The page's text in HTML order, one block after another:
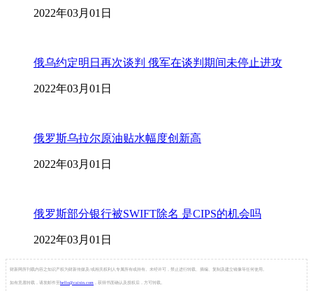
2022年03月01日
俄乌约定明日再次谈判 俄军在谈判期间未停止进攻
2022年03月01日
俄罗斯乌拉尔原油贴水幅度创新高
2022年03月01日
俄罗斯部分银行被SWIFT除名 是CIPS的机会吗
2022年03月01日
财新网所刊载内容之知识产权为财新传媒及/或相关权利人专属所有或持有。未经许可，禁止进行转载、摘编、复制及建立镜像等任何使用。
如有意愿转载，请发邮件至 hello@caixin.com ，获得书面确认及授权后，方可转载。